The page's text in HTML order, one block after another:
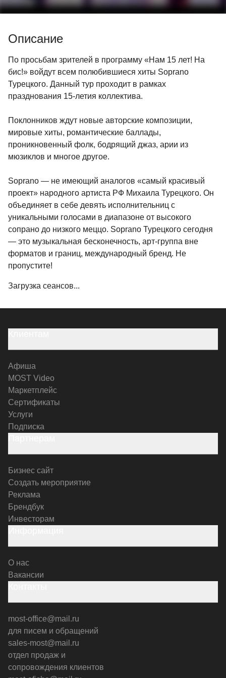
Описание
По просьбам зрителей в программу «Нам 15 лет! На
бис!» войдут всем полюбившиеся хиты Soprano
Турецкого. Данный тур проходит в рамках
празднования 15-летия коллектива.
Поклонников ждут новые авторские композиции,
мировые хиты, романтические баллады,
проникновенный фолк, бодрящий джаз, арии из
мюзиклов и многое другое.
Soprano — не имеющий аналогов «самый красивый
проект» народного артиста РФ Михаила Турецкого. Он
объединяет в себе девять исполнительниц с
уникальными голосами в диапазоне от высокого
сопрано до низкого меццо. Soprano Турецкого сегодня
— это музыкальная бесконечность, арт-группа вне
форматов и границ, международный бренд. Не
пропустите!
Загрузка сеансов...
Афиша
MOST Video
Маркетплейс
Сертификаты
Услуги
Подписка
Бизнес сайт
Создать мероприятие
Реклама
Брендбук
Инвесторам
О нас
Вакансии
most-office@mail.ru
для писем и обращений
sales-most@mail.ru
отдел продаж и
сопровождения клиентов